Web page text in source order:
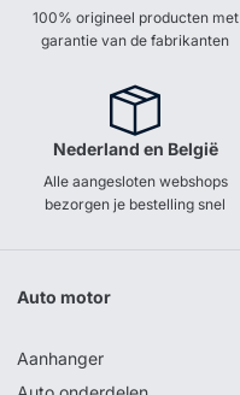
100% origineel producten met
garantie van de fabrikanten
Nederland en België
Alle aangesloten webshops
bezorgen je bestelling snel
Auto motor
Aanhanger